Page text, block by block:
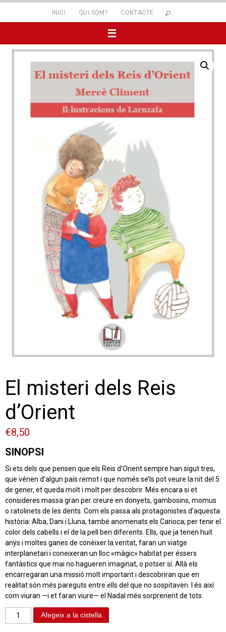
INICI QUI SOM? CONTACTE
El misteri dels Reis
d’Orient
€8,50
SINOPSI
Si ets dels que pensen que els Reis d’Orient sempre han sigut tres,
que vénen d’algun país remot i que només se’ls pot veure la nit del 5
de gener, et queda molt i molt per descobrir. Més encara si et
consideres massa gran per creure en donyets, gambosins, momus
o ratolinets de les dents. Com els passa als protagonistes d’aquesta
història: Alba, Dani i Lluna, també anomenats els Carioca, per tenir el
color dels cabells i el de la pell ben diferents. Ells, que ja tenen huit
anys i moltes ganes de conèixer la veritat, faran un viatge
interplanetari i coneixeran un lloc «màgic» habitat per éssers
fantàstics que mai no hagueren imaginat, o potser sí. Allà els
encarregaran una missió molt important i descobriran que en
realitat són més pareguts entre ells del que no sospitaven. I és així
com viuran —i et faran viure— el Nadal més sorprenent de tots.
Afegeix a la cistella